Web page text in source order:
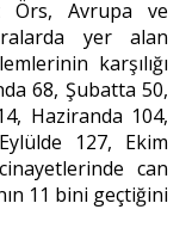
Örs, Avrupa ve
yer alan
karşılığı
68, Şubatta 50,
Haziranda 104,
127, Ekim
can
11 bini geçtiğini